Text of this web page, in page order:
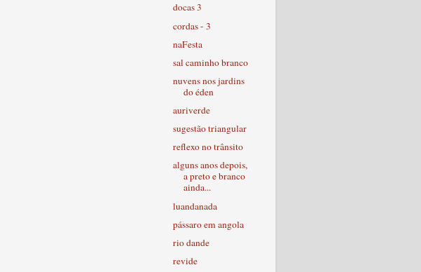
docas 3
cordas - 3
naFesta
sal caminho branco
nuvens nos jardins
do éden
auriverde
sugestão triangular
reflexo no trânsito
alguns anos depois,
a preto e branco
ainda...
luandanada
pássaro em angola
rio dande
revide